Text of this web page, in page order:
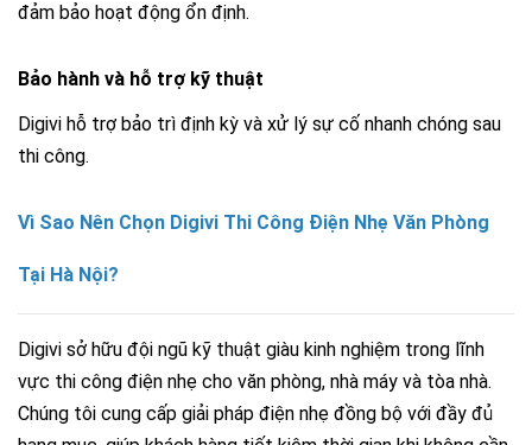
đảm bảo hoạt động ổn định.
Bảo hành và hỗ trợ kỹ thuật
Digivi hỗ trợ bảo trì định kỳ và xử lý sự cố nhanh chóng sau
thi công.
Vì Sao Nên Chọn Digivi Thi Công Điện Nhẹ Văn Phòng
Tại Hà Nội?
Digivi sở hữu đội ngũ kỹ thuật giàu kinh nghiệm trong lĩnh
vực thi công điện nhẹ cho văn phòng, nhà máy và tòa nhà.
Chúng tôi cung cấp giải pháp điện nhẹ đồng bộ với đầy đủ